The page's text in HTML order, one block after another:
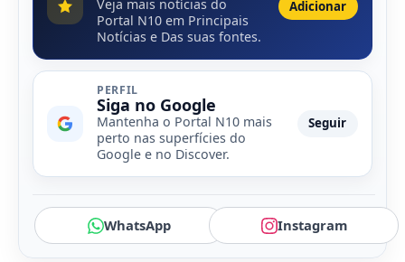
Veja mais notícias do
Portal N10 em Principais
Notícias e Das suas fontes.
Adicionar
PERFIL
Siga no Google
Mantenha o Portal N10 mais
perto nas superfícies do
Google e no Discover.
Seguir
WhatsApp Instagram